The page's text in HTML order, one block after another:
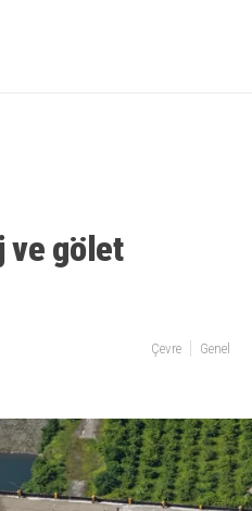
ve gölet
Çevre Genel